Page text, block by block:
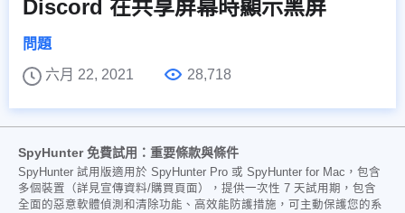
Discord 在共享屏幕時顯示黑屏
問題
六月 22, 2021
28,718
SpyHunter 免費試用：重要條款與條件
SpyHunter 試用版適用於 SpyHunter Pro 或 SpyHunter for Mac，包含
多個裝置（詳見宣傳資料/購買頁面），提供一次性 7 天試用期，包含
全面的惡意軟體偵測和清除功能、高效能防護措施，可主動保護您的系